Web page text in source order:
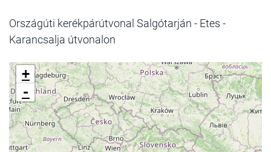
Országúti kerékpárútvonal Salgótarján - Etes -
Karancsalja útvonalon
+
-